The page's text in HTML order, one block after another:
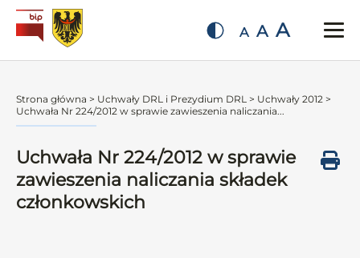
A A A
Strona główna > Uchwały DRL i Prezydium DRL > Uchwały 2012 >
Uchwała Nr 224/2012 w sprawie zawieszenia naliczania...
Uchwała Nr 224/2012 w sprawie
zawieszenia naliczania składek
członkowskich